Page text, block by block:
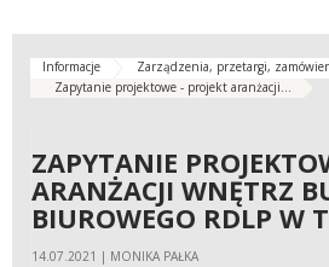
Informacje
Zarządzenia, przetargi,
Zapytanie projektowe - projekt aranżacji...
ZAPYTANIE
ARANŻACJI WNĘTRZ
BIUROWEGO RDLP W
14.07.2021 | MONIKA PAŁKA